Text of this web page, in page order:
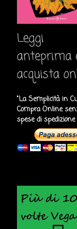
Leggi
anteprima
acquista
"La Semplicità in
Compra Online
spese di